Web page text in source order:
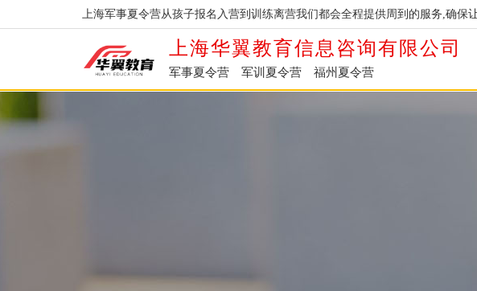
上海军事夏令营从孩子报名入营到训练离营我们都会全程提供周到的服务,确保
上海华翼教育信息咨询有限公司
军事夏令营 军训夏令营 福州夏令营